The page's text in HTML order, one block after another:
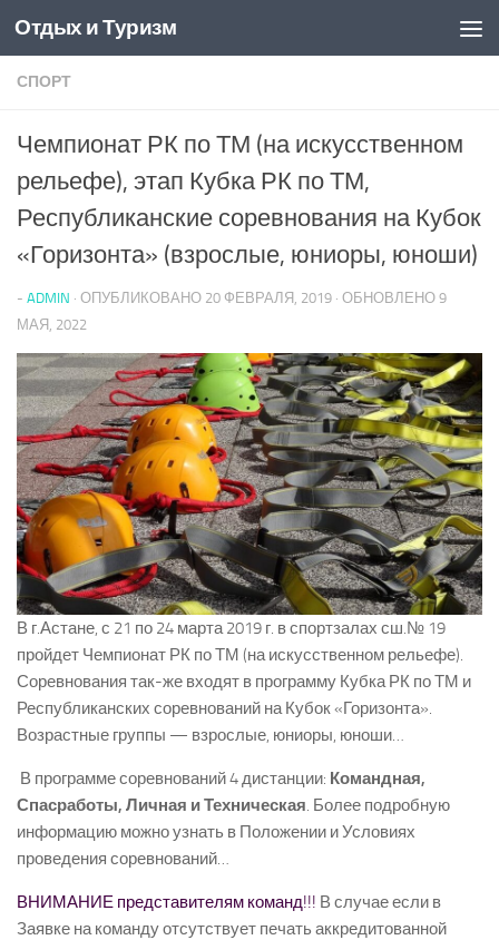
Перейти к содержимому
Отдых и Туризм
СПОРТ
Чемпионат РК по ТМ (на искусственном
рельефе), этап Кубка РК по ТМ,
Республиканские соревнования на Кубок
«Горизонта» (взрослые, юниоры, юноши)
- ADMIN · ОПУБЛИКОВАНО 20 ФЕВРАЛЯ, 2019 · ОБНОВЛЕНО 9
МАЯ, 2022
В г.Астане, с 21 по 24 марта 2019 г. в спортзалах сш.№ 19
пройдет Чемпионат РК по ТМ (на искусственном рельефе).
Соревнования так-же входят в программу Кубка РК по ТМ и
Республиканских соревнований на Кубок «Горизонта».
Возрастные группы — взрослые, юниоры, юноши…
В программе соревнований 4 дистанции: Командная,
Спасработы, Личная и Техническая. Более подробную
информацию можно узнать в Положении и Условиях
проведения соревнований…
ВНИМАНИЕ представителям команд!!! В случае если в
Заявке на команду отсутствует печать аккредитованной